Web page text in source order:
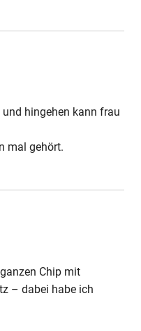
hingehen kann frau
mal gehört.
Chip mit
– dabei habe ich